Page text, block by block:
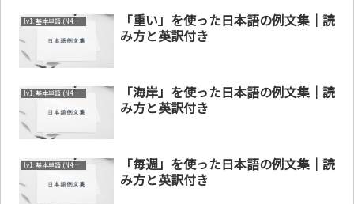
lv1. 基本単語 (N4～N5)
「重い」を使った日本語の例文集｜読
み方と英訳付き
lv1. 基本単語 (N4～N5)
「海岸」を使った日本語の例文集｜読
み方と英訳付き
lv1. 基本単語 (N4～N5)
「毎週」を使った日本語の例文集｜読
み方と英訳付き